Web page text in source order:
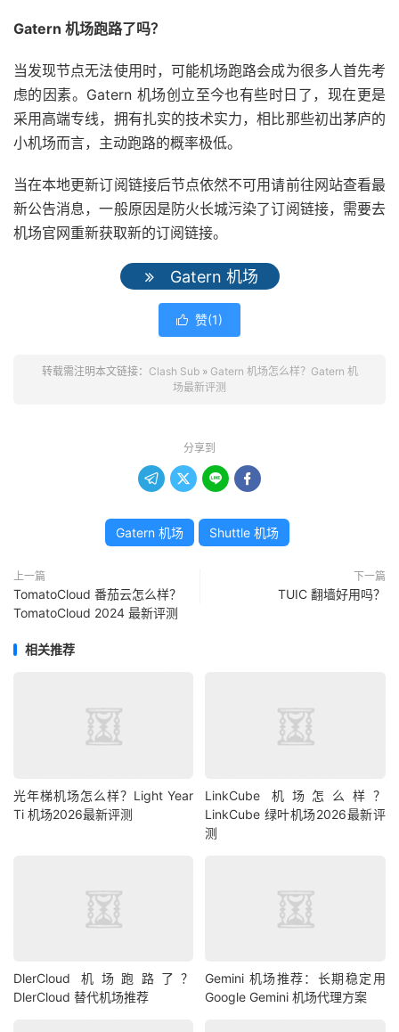
Gatern 机场跑路了吗？
当发现节点无法使用时，可能机场跑路会成为很多人首先考
虑的因素。Gatern 机场创立至今也有些时日了，现在更是
采用高端专线，拥有扎实的技术实力，相比那些初出茅庐的
小机场而言，主动跑路的概率极低。
当在本地更新订阅链接后节点依然不可用请前往网站查看最
新公告消息，一般原因是防火长城污染了订阅链接，需要去
机场官网重新获取新的订阅链接。
Gatern 机场
 赞(1)
转载需注明本文链接： Clash Sub» Gatern 机场怎么样？Gatern 机
场最新评测
分享到
   
Gatern 机场 Shuttle 机场
上一篇
TomatoCloud 番茄云怎么样？
TomatoCloud 2024 最新评测
下一篇
TUIC 翻墙好用吗？
相关推荐
光年梯机场怎么样？Light Year
Ti 机场2026最新评测
LinkCube 机场怎么样？
LinkCube 绿叶机场2026最新评
测
DlerCloud 机场跑路了？
DlerCloud 替代机场推荐
Gemini 机场推荐：长期稳定用
Google Gemini 机场代理方案